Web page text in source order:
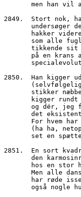
men han
2849.  Stort nok,
hakker
som alle
tikkende
på en
2850.  Han kigger
stikker
kigger
og dér,
det
For hvem
(ha ha,
set en
2851.  En sort
den
hos en
Men alle
har røde
også